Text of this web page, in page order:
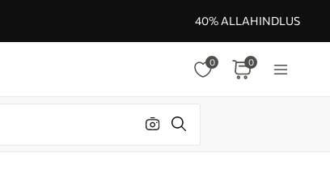
40% ALLAHINDLUS
0 0